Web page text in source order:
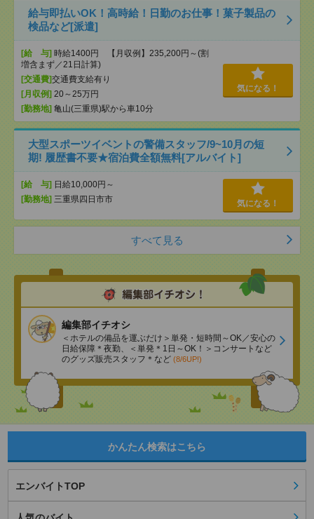
給与即払いOK！高時給！日勤のお仕事！菓子製品の
検品など[派遣]
[給 与] 時給1400円 【月収例】235,200円～(割
増含まず／21日計算)
[交通費]交通費支給有り
[月収例] 20～25万円
[勤務地] 亀山(三重県)駅から車10分
気になる！
大型スポーツイベントの警備スタッフ/9~10月の短
期! 履歴書不要★宿泊費全額無料[アルバイト]
[給 与] 日給10,000円～
[勤務地] 三重県四日市市 気になる！
すべて見る
編集部イチオシ
＜ホテルの備品を運ぶだけ＞単発・短時間～OK／安心の
日給保障＊夜勤、＜単発＊1日～OK！＞コンサートなど
のグッズ販売スタッフ＊など (8/6UP!)
かんたん検索はこちら
エンバイトTOP